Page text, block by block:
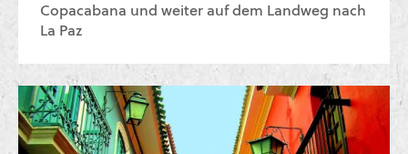
Copacabana und weiter auf dem Landweg nach
La Paz